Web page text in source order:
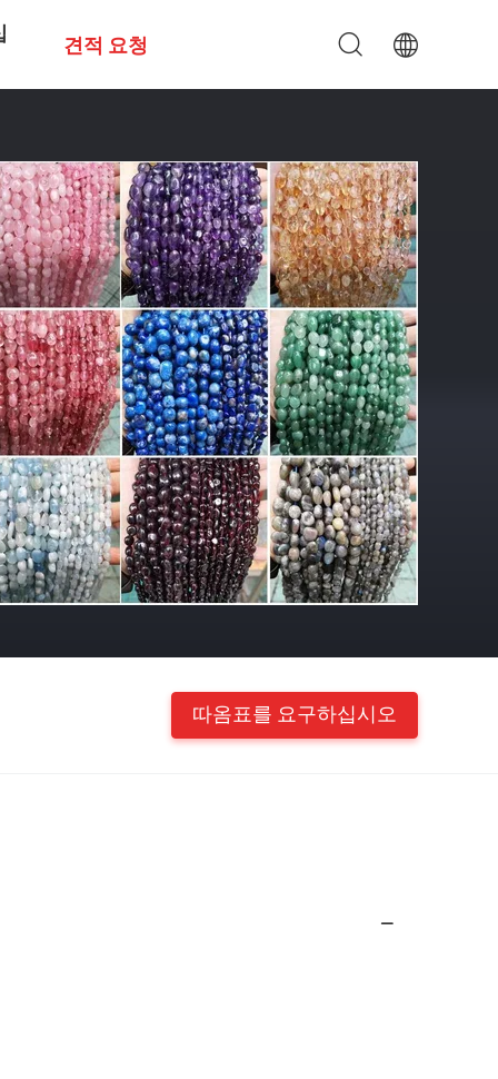
견적 요청
따옴표를 요구하십시오